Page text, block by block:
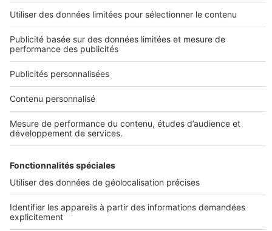
SeLoger neuf c'est aussi...
DÉCOUVRIR
Annuaire des professionnels
Déposer une annonce sur SeLoger
SELOGER NEUF